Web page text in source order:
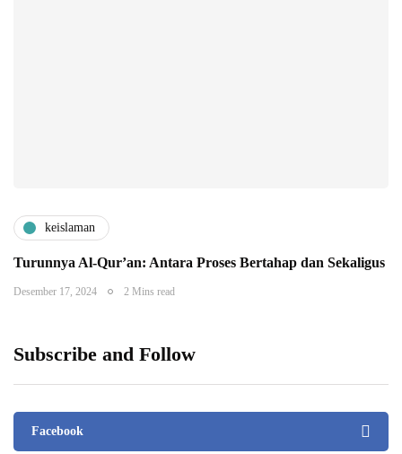
keislaman
Turunnya Al-Qur’an: Antara Proses Bertahap dan Sekaligus
Desember 17, 2024 2 Mins read
Subscribe and Follow
Facebook